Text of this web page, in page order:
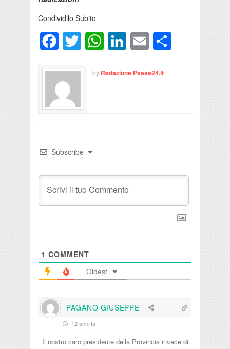
Condividilo Subito
FacebookTwitter WhatsAppLinkedInEmail
by Redazione Paese24.it
Subscribe
1 COMMENT
Oldest
PAGANO GIUSEPPE
12 anni fa
Il nostro caro presidente della Provincia invece di